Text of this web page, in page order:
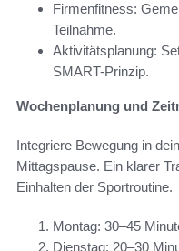
Firmenfitness:
Teilnahme.
Aktivitätsplanung:
SMART-Prinzip.
Wochenplanung und
Integriere Bewegung in
Mittagspause. Ein klarer
Einhalten der Sportroutine.
Montag: 30–45
Dienstag: 20–30